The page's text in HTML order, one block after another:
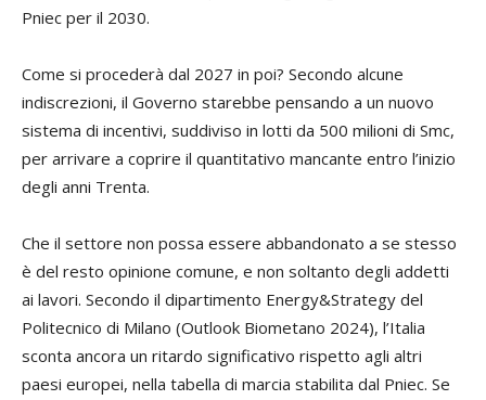
Pniec per il 2030.
Come si procederà dal 2027 in poi? Secondo alcune
indiscrezioni, il Governo starebbe pensando a un nuovo
sistema di incentivi, suddiviso in lotti da 500 milioni di Smc,
per arrivare a coprire il quantitativo mancante entro l’inizio
degli anni Trenta.
Che il settore non possa essere abbandonato a se stesso
è del resto opinione comune, e non soltanto degli addetti
ai lavori. Secondo il dipartimento Energy&Strategy del
Politecnico di Milano (Outlook Biometano 2024), l’Italia
sconta ancora un ritardo significativo rispetto agli altri
paesi europei, nella tabella di marcia stabilita dal Pniec. Se